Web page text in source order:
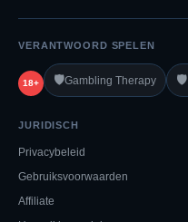
VERANTWOORD SPELEN
18+ 🛡️Gambling Therapy 🛡️
JURIDISCH
Privacybeleid
Gebruiksvoorwaarden
Affiliate